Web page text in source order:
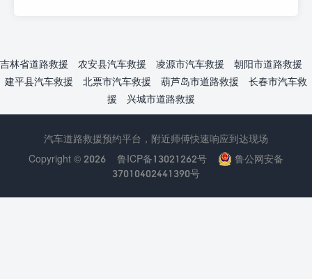
吉林省道路救援 农安县汽车救援 凌源市汽车救援
朝阳市道路救援
建平县汽车救援
北票市汽车救援 葫芦岛市道路救援
长春市汽车救
援
兴城市道路救援
汽车道路救援预约平台，附近师傅快速响应到达现场
Copyright © 2026
鲁ICP备13021262号
鲁公网安备
37010402441390号